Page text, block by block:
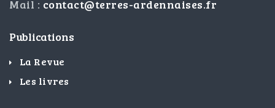
Mail : contact@terres-ardennaises.fr
Publications
La Revue
Les livres